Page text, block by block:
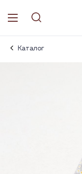
Каталог